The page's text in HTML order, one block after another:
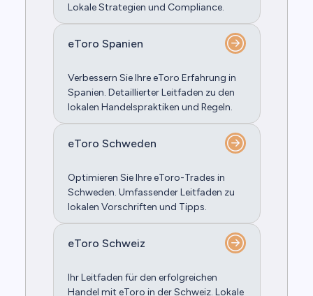
Lokale Strategien und Compliance.
eToro Spanien
Verbessern Sie Ihre eToro Erfahrung in
Spanien. Detaillierter Leitfaden zu den
lokalen Handelspraktiken und Regeln.
eToro Schweden
Optimieren Sie Ihre eToro-Trades in
Schweden. Umfassender Leitfaden zu
lokalen Vorschriften und Tipps.
eToro Schweiz
Ihr Leitfaden für den erfolgreichen
Handel mit eToro in der Schweiz. Lokale